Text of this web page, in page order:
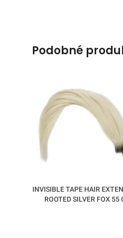
podobné
INVISIBLE TAPE HAIR
ROOTED SILVER FOX 55